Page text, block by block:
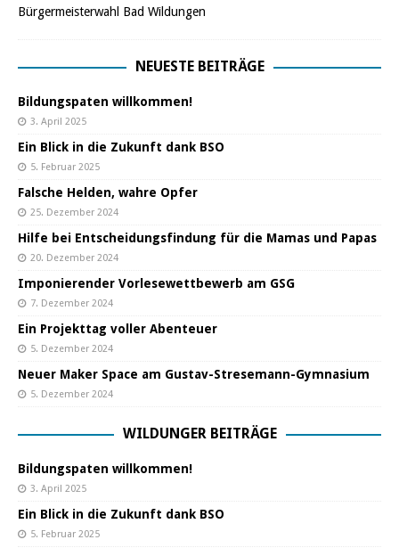
Bürgermeisterwahl Bad Wildungen
NEUESTE BEITRÄGE
Bildungspaten willkommen!
3. April 2025
Ein Blick in die Zukunft dank BSO
5. Februar 2025
Falsche Helden, wahre Opfer
25. Dezember 2024
Hilfe bei Entscheidungsfindung für die Mamas und Papas
20. Dezember 2024
Imponierender Vorlesewettbewerb am GSG
7. Dezember 2024
Ein Projekttag voller Abenteuer
5. Dezember 2024
Neuer Maker Space am Gustav-Stresemann-Gymnasium
5. Dezember 2024
WILDUNGER BEITRÄGE
Bildungspaten willkommen!
3. April 2025
Ein Blick in die Zukunft dank BSO
5. Februar 2025